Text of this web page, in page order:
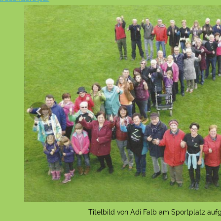
Titelbild von Adi Falb am Sportplatz